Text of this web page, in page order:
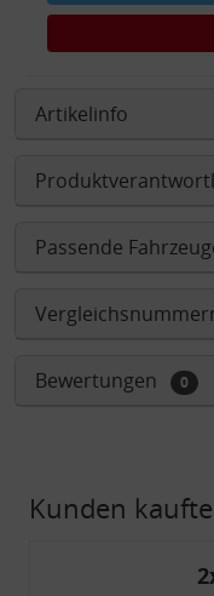
Artikelinfo
Passende
Bewertungen 0
Kunden